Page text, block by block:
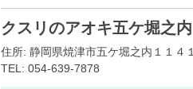
クスリのアオキ五ケ堀之内
住所: 静岡県焼津市五ケ堀之内１１４１
TEL: 054-639-7878